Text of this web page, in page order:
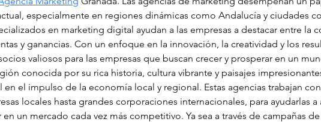
especialmente en regiones dinámicas como Andalucía y ciudades
en marketing digital ayudan a las empresas a destacar entre la
y ganancias. Con un enfoque en la innovación, la creatividad y los
valiosos para las empresas que buscan crecer y prosperar en un
conocida por su rica historia, cultura vibrante y paisajes
el impulso de la economía local y regional. Estas agencias trabajan
locales hasta grandes corporaciones internacionales, para ayudarlas a
un mercado cada vez más competitivo. Ya sea a través de campañas